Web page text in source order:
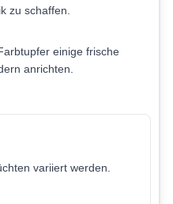
zu schaffen.
einige frische
anrichten.
variiert werden.